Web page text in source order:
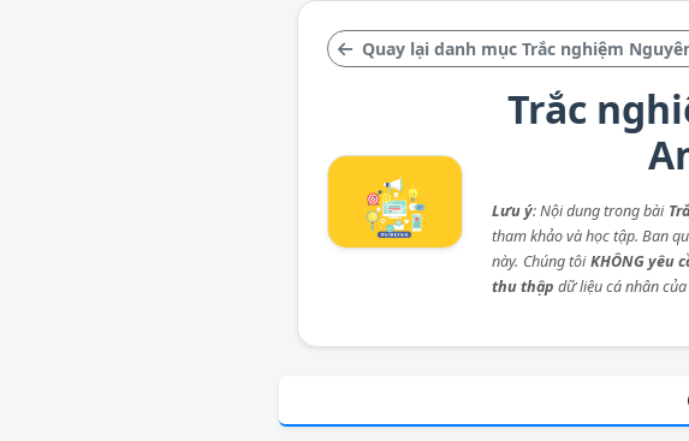
Quay lại danh mục Trắc nghiệm
Trắc
Lưu ý: Nội dung trong bài
tham khảo và học tập. Ban
này. Chúng tôiKHÔNG yêu
thu thập dữ liệu cá nhân